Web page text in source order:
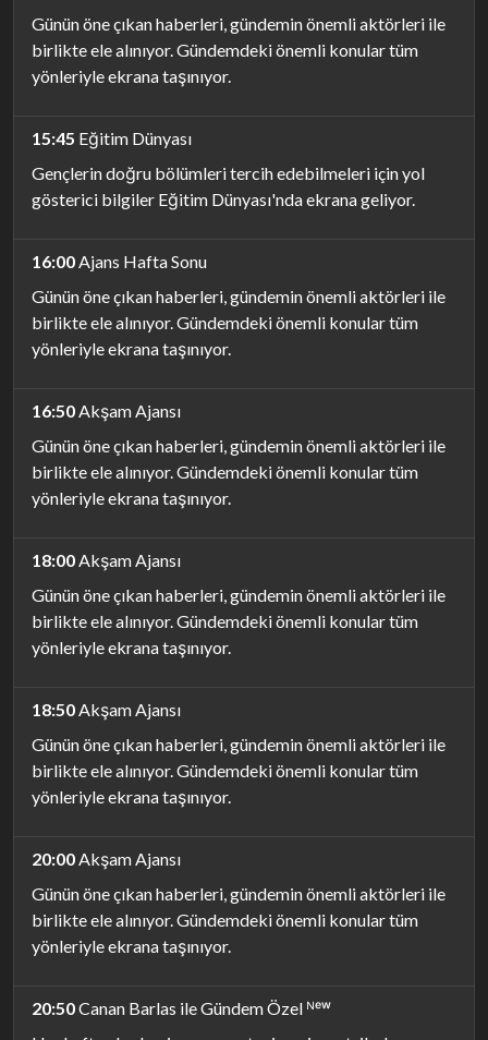
Günün öne çıkan haberleri, gündemin önemli aktörleri ile
birlikte ele alınıyor. Gündemdeki önemli konular tüm
yönleriyle ekrana taşınıyor.
15:45 Eğitim Dünyası
Gençlerin doğru bölümleri tercih edebilmeleri için yol
gösterici bilgiler Eğitim Dünyası'nda ekrana geliyor.
16:00Ajans Hafta Sonu
Günün öne çıkan haberleri, gündemin önemli aktörleri ile
birlikte ele alınıyor. Gündemdeki önemli konular tüm
yönleriyle ekrana taşınıyor.
16:50Akşam Ajansı
Günün öne çıkan haberleri, gündemin önemli aktörleri ile
birlikte ele alınıyor. Gündemdeki önemli konular tüm
yönleriyle ekrana taşınıyor.
18:00Akşam Ajansı
Günün öne çıkan haberleri, gündemin önemli aktörleri ile
birlikte ele alınıyor. Gündemdeki önemli konular tüm
yönleriyle ekrana taşınıyor.
18:50Akşam Ajansı
Günün öne çıkan haberleri, gündemin önemli aktörleri ile
birlikte ele alınıyor. Gündemdeki önemli konular tüm
yönleriyle ekrana taşınıyor.
20:00Akşam Ajansı
Günün öne çıkan haberleri, gündemin önemli aktörleri ile
birlikte ele alınıyor. Gündemdeki önemli konular tüm
yönleriyle ekrana taşınıyor.
20:50Canan Barlas ile Gündem Özel ᴺᵉʷ